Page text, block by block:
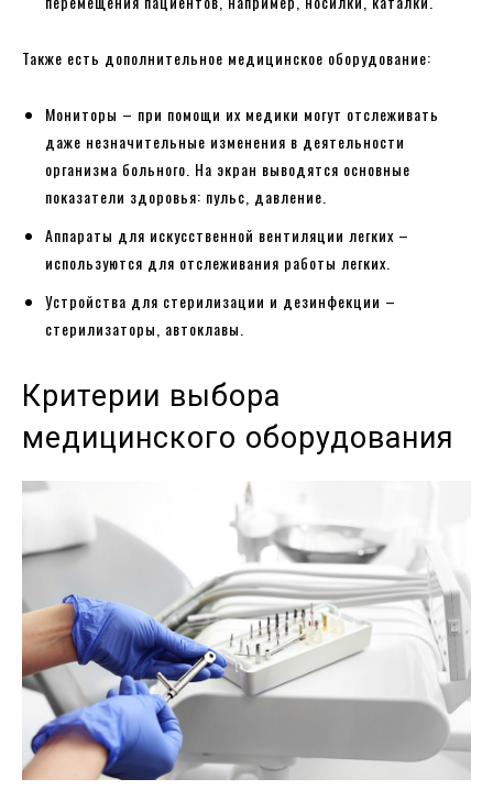
Также есть дополнительное медицинское оборудование:
Мониторы – при помощи их медики могут отслеживать
даже незначительные изменения в деятельности
организма больного. На экран выводятся основные
показатели здоровья: пульс, давление.
Аппараты для искусственной вентиляции легких –
используются для отслеживания работы легких.
Устройства для стерилизации и дезинфекции –
стерилизаторы, автоклавы.
Критерии выбора
медицинского оборудования